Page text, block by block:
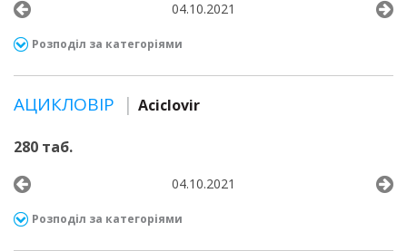
04.10.2021
Розподіл за категоріями
АЦИКЛОВІР Aciclovir
280 таб.
04.10.2021
Розподіл за категоріями